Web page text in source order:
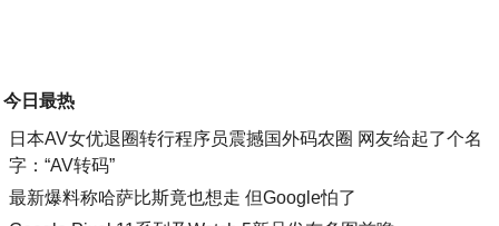
今日最热
日本AV女优退圈转行程序员震撼国外码农圈 网友给起了个名
字：“AV转码”
最新爆料称哈萨比斯竟也想走 但Google怕了